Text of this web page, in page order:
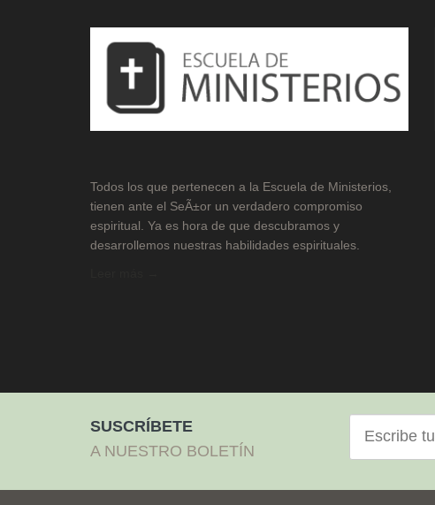
Todos los que pertenecen a la Escuela de Ministerios,
tienen ante el SeÃ±or un verdadero compromiso
espiritual. Ya es hora de que descubramos y
desarrollemos nuestras habilidades espirituales.
SUSCRÍBETE
A NUESTRO BOLETÍN
electrónico